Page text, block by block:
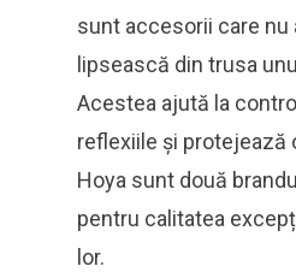
sunt accesorii care nu
lipsească din trusa
Acestea ajută la
reflexiile și protejează
Hoya sunt două
pentru calitatea
lor.